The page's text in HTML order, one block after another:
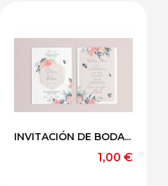
INVITACIÓN DE BODA...
Precio
1,00 €